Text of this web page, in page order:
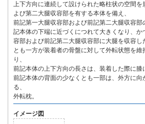
上下方向に連続して設けられた略柱状の空間を
よび第二大腿収容部を有する本体を備え、
前記第一大腿収容部および前記第二大腿収容
記本体の下端に近づくにつれて大きくなり、か
容部および前記第二大腿収容部に大腿を収容し
とも一方が装着者の骨盤に対して外転状態を
り、
前記本体の上下方向の長さは、装着した際に膝
前記本体の背面の少なくとも一部は、外方に
る、
外転枕。
イメージ図